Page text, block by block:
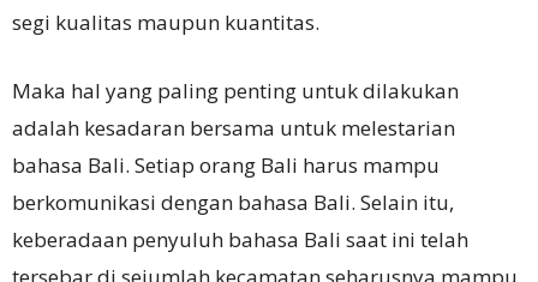
segi kualitas maupun kuantitas.
Maka hal yang paling penting untuk dilakukan
adalah kesadaran bersama untuk melestarian
bahasa Bali. Setiap orang Bali harus mampu
berkomunikasi dengan bahasa Bali. Selain itu,
keberadaan penyuluh bahasa Bali saat ini telah
tersebar di sejumlah kecamatan seharusnya mampu